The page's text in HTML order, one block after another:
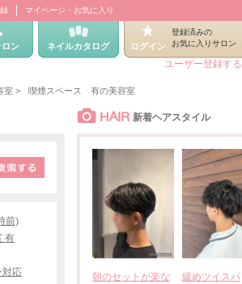
マイページ・お気に入り
ン ネイルカタログ ログイン
登録済みの
お気に入りサロン
ユーザー登録する
室 > 喫煙スペース 有の美容室
前)
有
対応
HAIR 新着ヘアスタイル
朝のセットが楽な
緩めツイスパ